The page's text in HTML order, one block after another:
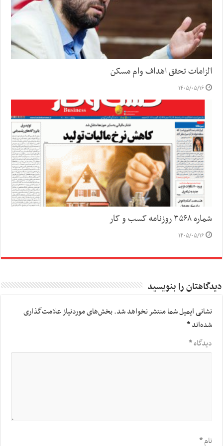
الزامات تحقق اهداف وام مسکن
۱۴۰۵/۰۵/۱۶
شماره ۳۵۶۸ روزنامه کسب و کار
۱۴۰۵/۰۵/۱۶
دیدگاهتان را بنویسید
نشانی ایمیل شما منتشر نخواهد شد.بخش‌های موردنیاز علامت‌گذاری
شده‌اند*
دیدگاه*
نام*